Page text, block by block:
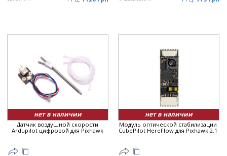
нет в наличии
Датчик воздушной скорости
Ardupilot цифровой для Pixhawk
нет в наличии
Модуль оптической стабилизации
CubePilot HereFlow для Pixhawk 2.1